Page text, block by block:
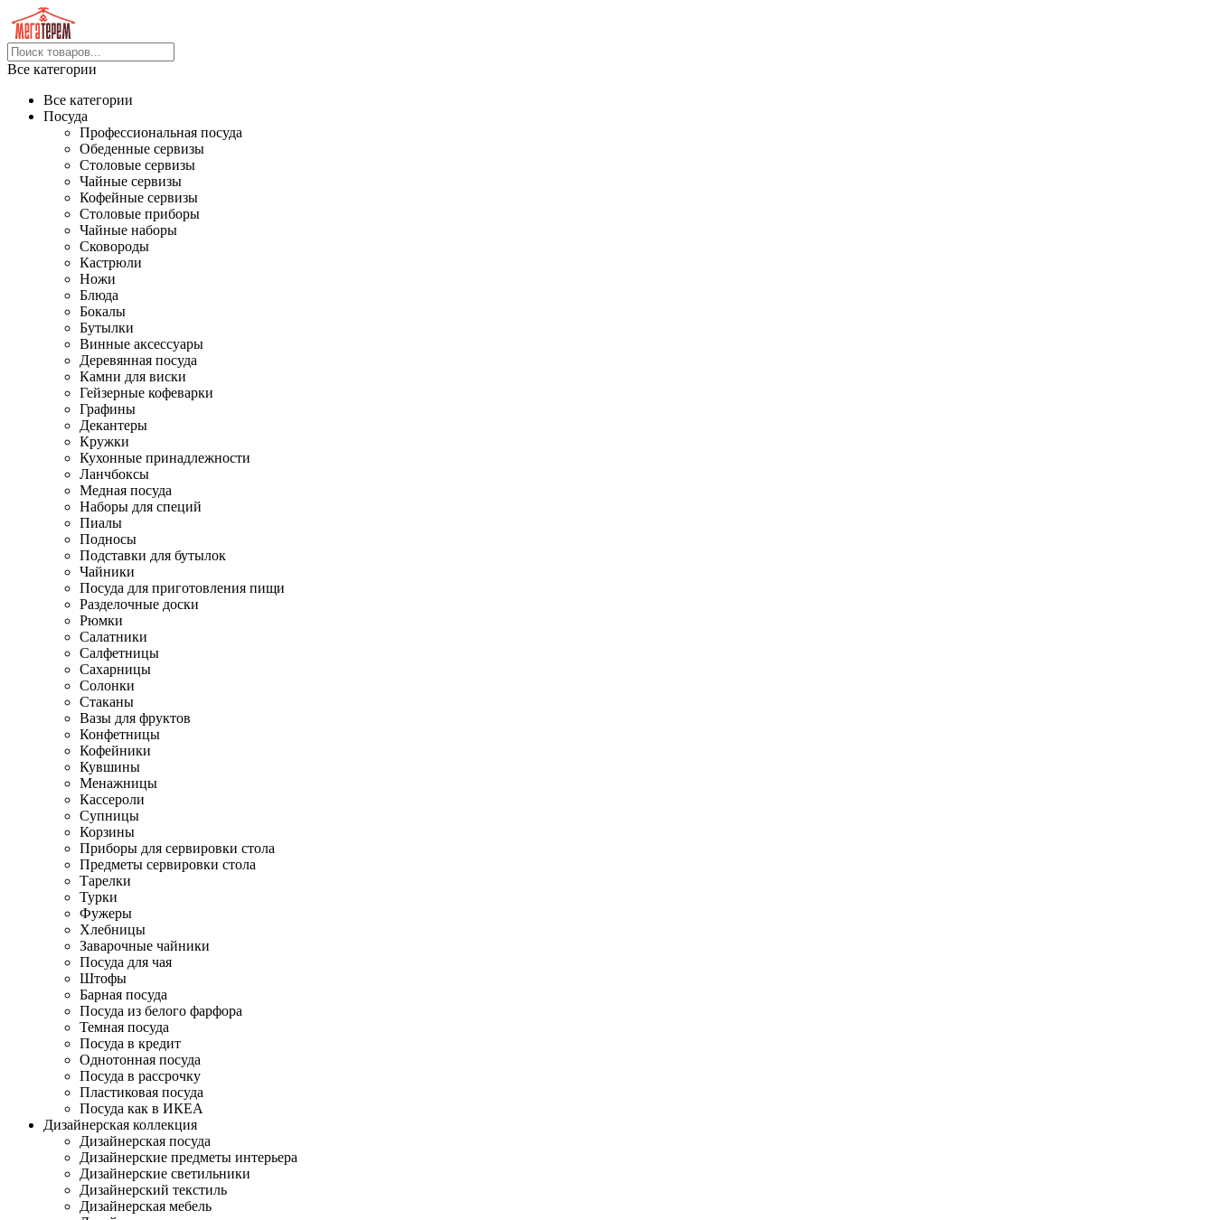
Все категории
Все категории
Посуда
Профессиональная посуда
Обеденные сервизы
Столовые сервизы
Чайные сервизы
Кофейные сервизы
Столовые приборы
Чайные наборы
Сковороды
Кастрюли
Ножи
Блюда
Бокалы
Бутылки
Винные аксессуары
Деревянная посуда
Камни для виски
Гейзерные кофеварки
Графины
Декантеры
Кружки
Кухонные принадлежности
Ланчбоксы
Медная посуда
Наборы для специй
Пиалы
Подносы
Подставки для бутылок
Чайники
Посуда для приготовления пищи
Разделочные доски
Рюмки
Салатники
Салфетницы
Сахарницы
Солонки
Стаканы
Вазы для фруктов
Конфетницы
Кофейники
Кувшины
Менажницы
Кассероли
Супницы
Корзины
Приборы для сервировки стола
Предметы сервировки стола
Тарелки
Турки
Фужеры
Хлебницы
Заварочные чайники
Посуда для чая
Штофы
Барная посуда
Посуда из белого фарфора
Темная посуда
Посуда в кредит
Однотонная посуда
Посуда в рассрочку
Пластиковая посуда
Посуда как в ИКЕА
Дизайнерская коллекция
Дизайнерская посуда
Дизайнерские предметы интерьера
Дизайнерские светильники
Дизайнерский текстиль
Дизайнерская мебель